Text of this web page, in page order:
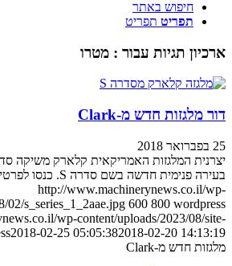
חיפוש באתר
תפריט תפריט
ארכיון תגיות עבור : מטרו
דור מלגזות חדש מ-Clark
25 בפברואר 2018
יצרנית המלגזות האמריקאית קלארק משיקה
בעירה פנימית חדשה בשם סדרה S. כנסו לפרטים
http://www.machinerynews.co.il/wp-
02/s_series_1_2aae.jpg 600 800 wordpress
wp-content/uploads/2023/08/site-
2018-02-25 05:05:382018-02-20 14:13:19
מלגזות חדש מ-Clark